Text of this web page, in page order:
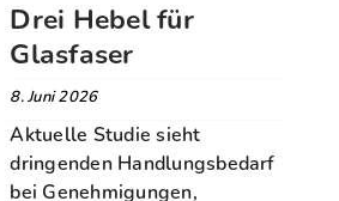
Drei Hebel für
Glasfaser
8. Juni 2026
Aktuelle Studie sieht
dringenden Handlungsbedarf
bei Genehmigungen,